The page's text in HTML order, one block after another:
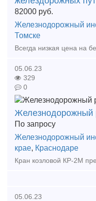
82000 руб.
Железнодорожный
Томске
05.06.23
329
0
Железнодорожный
По запросу
Железнодорожный
крае, Краснодаре
05.06.23